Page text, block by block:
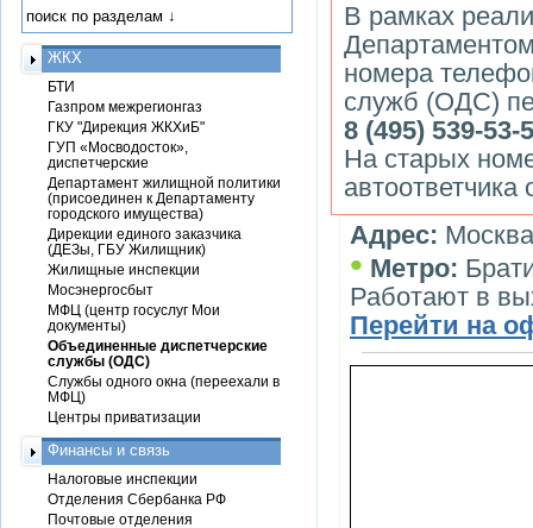
В рамках
номера
служб (ОДС)
8 (495) 539-53-
На старых
Адрес:
• Метро:
Работают в
Перейти на
ЖКХ
БТИ
Газпром межрегионгаз
ГКУ "Дирекция ЖКХиБ"
ГУП «Мосводосток»,
диспетчерские
Департамент жилищной политики
(присоединен к Департаменту
городского имущества)
Дирекции единого заказчика
(ДЕЗы, ГБУ Жилищник)
Жилищные инспекции
Мосэнергосбыт
МФЦ (центр госуслуг Мои
документы)
Объединенные диспетчерские
службы (ОДС)
Службы одного окна (переехали в
МФЦ)
Центры приватизации
Финансы и связь
Налоговые инспекции
Отделения Сбербанка РФ
Почтовые отделения